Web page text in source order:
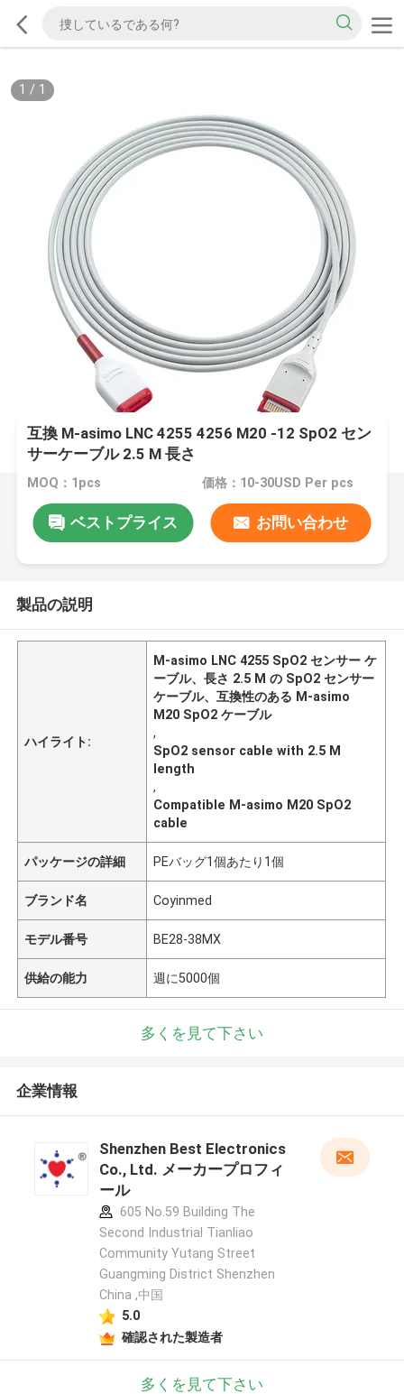
1 / 1
互換 M-asimo LNC 4255 4256 M20 -12 SpO2 セン
サーケーブル 2.5 M 長さ
MOQ：1pcs 価格：10-30USD Per pcs
ベストプライス お問い合わせ
製品の説明
ハイライト:
M-asimo LNC 4255 SpO2 センサー ケ
ーブル、長さ 2.5 M の SpO2 センサー
ケーブル、互換性のある M-asimo
M20 SpO2 ケーブル
,
SpO2 sensor cable with 2.5 M
length
,
Compatible M-asimo M20 SpO2
cable
パッケージの詳細 PEバッグ1個あたり1個
ブランド名 Coyinmed
モデル番号 BE28-38MX
供給の能力 週に5000個
多くを見て下さい
企業情報
Shenzhen Best Electronics
Co., Ltd. メーカープロフィ
ール
605 No.59 Building The
Second Industrial Tianliao
Community Yutang Street
Guangming District Shenzhen
China ,中国
5.0
確認された製造者
多くを見て下さい